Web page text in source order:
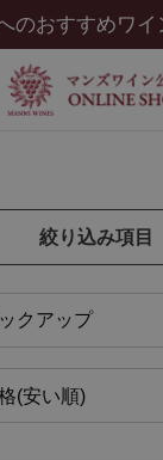
のおすすめワイ
絞り込み項目